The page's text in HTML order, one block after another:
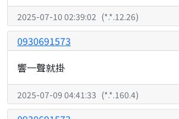
2025-07-10 02:39:02 (*.*.12.26)
0930691573
響一聲就掛
2025-07-09 04:41:33 (*.*.160.4)